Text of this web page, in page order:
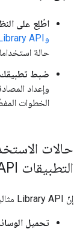
اطّلِع على
وLibrary API
حالة
ضبط
وإعداد
الخطوات
حالات
التطبيقات Library API
إنّ Library API مثالية للسيناريوهات التي يحتاج فيها تطبيقك إلى:
تحميل